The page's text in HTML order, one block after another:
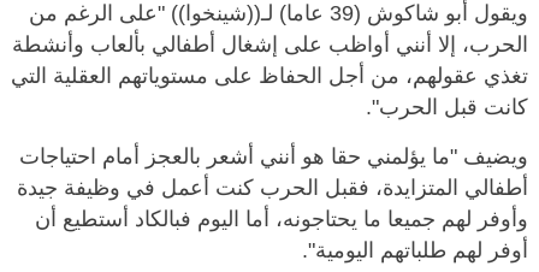
ويقول أبو شاكوش (39 عاما) لـ((شينخوا)) "على الرغم من
الحرب، إلا أنني أواظب على إشغال أطفالي بألعاب وأنشطة
تغذي عقولهم، من أجل الحفاظ على مستوياتهم العقلية التي
كانت قبل الحرب".
ويضيف "ما يؤلمني حقا هو أنني أشعر بالعجز أمام احتياجات
أطفالي المتزايدة، فقبل الحرب كنت أعمل في وظيفة جيدة
وأوفر لهم جميعا ما يحتاجونه، أما اليوم فبالكاد أستطيع أن
أوفر لهم طلباتهم اليومية".